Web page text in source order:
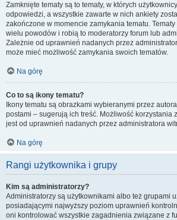
Zamknięte tematy są to tematy, w których
odpowiedzi, a wszystkie zawarte w nich ankiety
zakończone w momencie zamykania tematu.
wielu powodów i robią to moderatorzy forum lub
Zależnie od uprawnień nadanych przez
może mieć możliwość zamykania swoich tematów.
Na górę
Co to są ikony tematu?
Ikony tematu są obrazkami wybieranymi przez
postami – sugerują ich treść. Możliwość korzystania
jest od uprawnień nadanych przez administratora
Na górę
Rangi użytkownika i grupy
Kim są administratorzy?
Administratorzy są użytkownikami albo też grupami
posiadającymi najwyższy poziom uprawnień
oni kontrolować wszystkie zagadnienia związane z